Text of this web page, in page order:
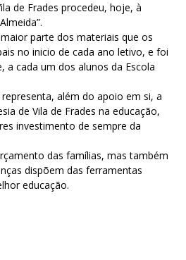
de Frades procedeu, hoje, à
parte dos materiais que os
no inicio de cada ano letivo, e foi
a cada um dos alunos da Escola
além do apoio em si, a
de Vila de Frades na educação,
investimento de sempre da
das famílias, mas também
dispõem das ferramentas
educação.